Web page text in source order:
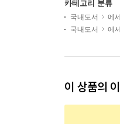
카테고리 분류
국내도서 에
국내도서
에
이 상품의